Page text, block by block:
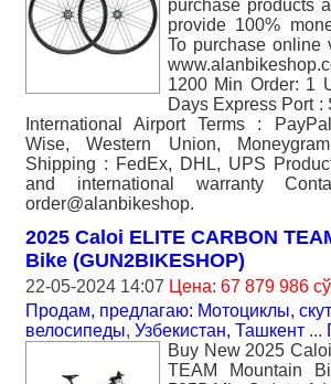
purchase products
provide 100%
To purchase online
1200 Min Order: 1
Days Express Port :
International Airport Terms :
Wise, Western Union,
Shipping : FedEx, DHL, UPS
and international warranty
order@alanbikeshop.
2025 Caloi ELITE CARBON
Bike (GUN2BIKESHOP)
22-05-2024 14:07 Цена: 67 879 986
Продам, предлагаю: Мотоциклы,
велосипеды, Узбекистан, Ташкент ...
Buy New 2025
TEAM Mountain